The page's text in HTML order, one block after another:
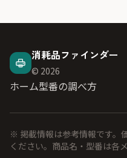
消耗品ファインダー
© 2026
ホーム型番の調べ方
※ 掲載情報は参考情報です。
ください。商品名・型番は各